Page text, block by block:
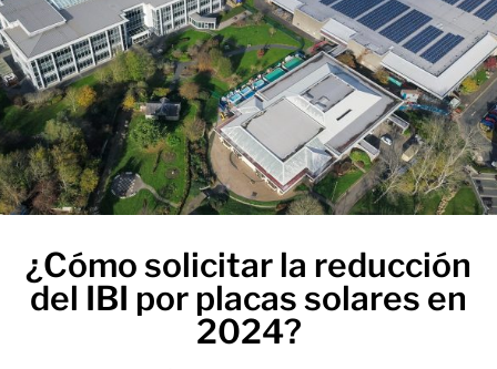
¿Cómo solicitar la reducción
del IBI por placas solares en
2024?